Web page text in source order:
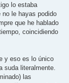
lo estaba
le hayas podido
que he hablado
coincidiendo
y eso es lo único
suda literalmente.
las